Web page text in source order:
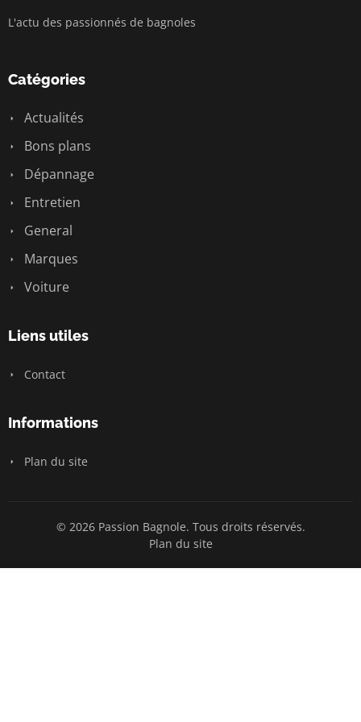
L'actu des passionnés de bagnoles
Catégories
Actualités
Bons plans
Dépannage
Entretien
General
Marques
Voiture
Liens utiles
Contact
Informations
Plan du site
© 2026 Passion Bagnole. Tous droits réservés.
Plan du site